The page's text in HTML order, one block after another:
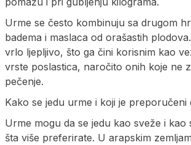
Urme se često kombinuju sa drugom
badema i maslaca od orašastih
vrlo ljepljivo, što ga čini korisnim kao
vrste poslastica, naročito onih koje ne
pečenje.
Kako se jedu urme i koji je preporučeni
Urme mogu da se jedu kao sveže i kao
šta više preferirate. U arapskim